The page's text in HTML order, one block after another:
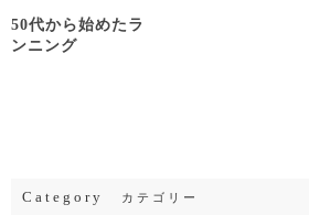
50代から始めたラ
ンニング
Category カテゴリー